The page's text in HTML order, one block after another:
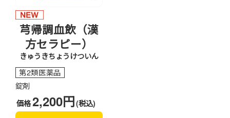
芎帰調血飲（漢
方セラピー）
きゅうきちょうけついん
第2類医薬品
錠剤
価格2,200円(税込)